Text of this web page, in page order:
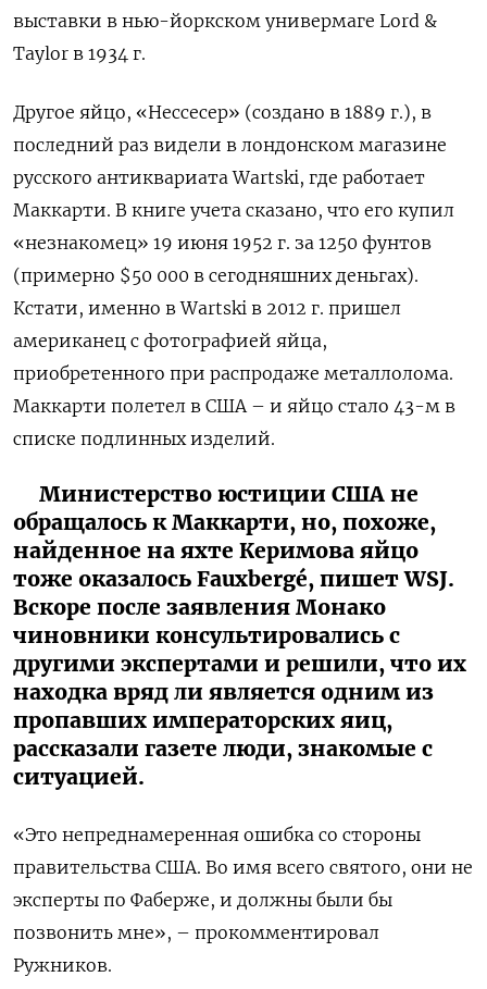
выставки в нью-йоркском универмаге Lord &
Taylor в 1934 г.
Другое яйцо, «Нессесер» (создано в 1889 г.), в
последний раз видели в лондонском магазине
русского антиквариата Wartski, где работает
Маккарти. В книге учета сказано, что его купил
«незнакомец» 19 июня 1952 г. за 1250 фунтов
(примерно $50 000 в сегодняшних деньгах).
Кстати, именно в Wartski в 2012 г. пришел
американец с фотографией яйца,
приобретенного при распродаже металлолома.
Маккарти полетел в США – и яйцо стало 43-м в
списке подлинных изделий.
Министерство юстиции США не
обращалось к Маккарти, но, похоже,
найденное на яхте Керимова яйцо
тоже оказалось Fauxbergé, пишет WSJ.
Вскоре после заявления Монако
чиновники консультировались с
другими экспертами и решили, что их
находка вряд ли является одним из
пропавших императорских яиц,
рассказали газете люди, знакомые с
ситуацией.
«Это непреднамеренная ошибка со стороны
правительства США. Во имя всего святого, они не
эксперты по Фаберже, и должны были бы
позвонить мне», – прокомментировал
Ружников.